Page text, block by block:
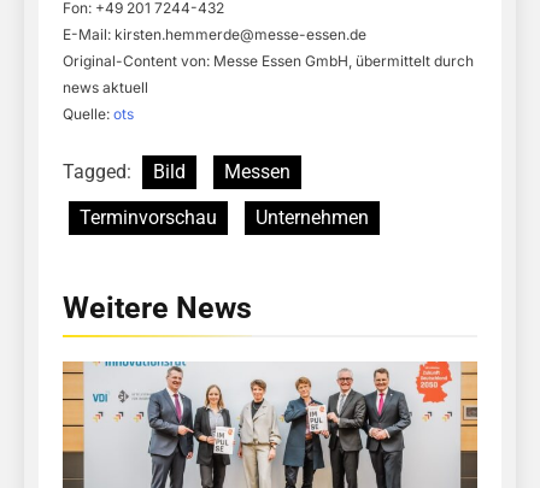
Fon: +49 201 7244-432
E-Mail: kirsten.hemmerde@messe-essen.de
Original-Content von: Messe Essen GmbH, übermittelt durch
news aktuell
Quelle: ots
Tagged: Bild
Messen
Terminvorschau
Unternehmen
Weitere News